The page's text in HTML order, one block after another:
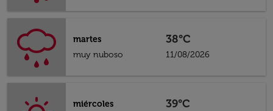
martes
muy nuboso
38°C
11/08/2026
miércoles
39°C